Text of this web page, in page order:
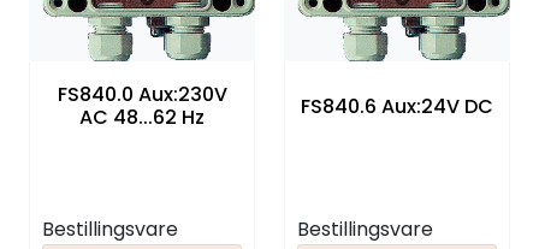
FS840.0 Aux:230V
AC 48...62 Hz
Bestillingsvare
FS840.6 Aux:24V DC
Bestillingsvare